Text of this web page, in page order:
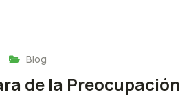
Blog
de la Preocupación